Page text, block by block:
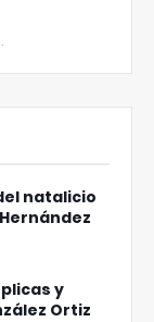
natalicio
y
Ortiz